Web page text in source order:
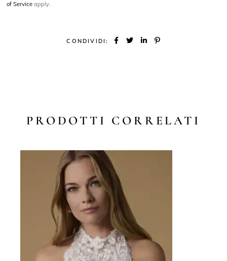
of Service apply.
CONDIVIDI:
PRODOTTI CORRELATI